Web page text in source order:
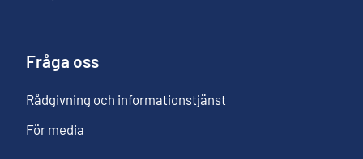
Fråga oss
Rådgivning och informationstjänst
För media